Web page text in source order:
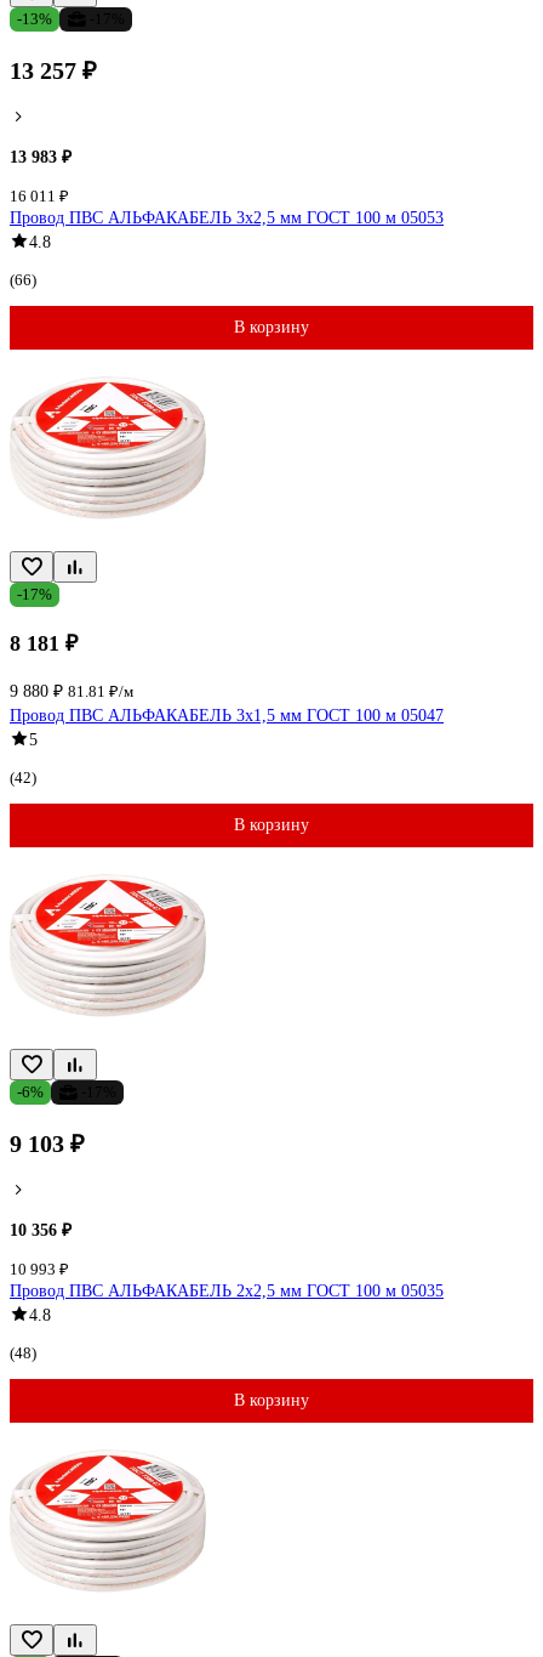
-13%
13 257 ₽
13 983 ₽
16 011 ₽
Провод ПВС АЛЬФАКАБЕЛЬ 3х2,5 мм ГОСТ 100 м 05053
4.8
(66)
В корзину
-17%
8 181 ₽
9 880 ₽ 81.81 ₽/м
Провод ПВС АЛЬФАКАБЕЛЬ 3х1,5 мм ГОСТ 100 м 05047
5
(42)
В корзину
-6%
9 103 ₽
10 356 ₽
10 993 ₽
Провод ПВС АЛЬФАКАБЕЛЬ 2х2,5 мм ГОСТ 100 м 05035
4.8
(48)
В корзину